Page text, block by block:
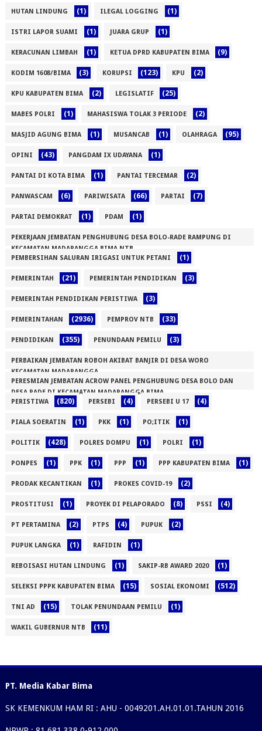
HUTAN LINDUNG (1) ILEGAL LOGGING (1)
ISTRI LAPOR SUAMI (1) JUARA GRUP (1)
KERACUNAN LIMBAH (1) KETUA DPRD KABUPATEN BIMA (9)
KODIM 1608/BIMA (3) KORUPSI (123) KPU (2)
KPU KABUPATEN BIMA (2) LEGISLATIF (25)
MABES POLRI (1) MAHASISWA TOLAK 3 PERIODE (2)
MASJID AGUNG BIMA (1) MUSANCAB (1) OLAHRAGA (95)
OPINI (43) PANGDAM IX UDAYANA (1)
PANTAI DI KOTA BIMA (1) PANTAI TERCEMAR (2)
PANWASCAM (6) PARIWISATA (66) PARTAI (7)
PARTAI DEMOKRAT (1) PDAM (1)
PEKERJAAN JEMBATAN PENGHUBUNG DESA BOLO-RADE RAMPUNG DI
KECAMATAN MADAPANGGA BIMA NTB
(1)PEMBERSIHAN SALURAN IRIGASI UNTUK PETANI (1)
PEMERINTAH (21) PEMERINTAH PENDIDIKAN (3)
PEMERINTAH PENDIDIKAN PERISTIWA (3)
PEMERINTAHAN (2936) PEMPROV NTB (33)
PENDIDIKAN (355) PENUNDAAN PEMILU (3)
PERBAIKAN JEMBATAN ROBOH AKIBAT BANJIR DI DESA WORO
KECAMATAN MADAPANGGA
(1)PERESMIAN JEMBATAN ACROW PANEL PENGHUBUNG DESA BOLO DAN
DESA RADE DI KECAMATAN MADAPANGGA BIMA
(1)PERISTIWA (820) PERSEBI (4) PERSEBI U 17 (4)
PIALA SOERATIN (1) PKK (1) PO;ITIK (1)
POLITIK (428) POLRES DOMPU (1) POLRI (1)
PONPES (1) PPK (1) PPP (1) PPP KABUPATEN BIMA (1)
PRODAK KECANTIKAN (1) PROKES COVID-19 (2)
PROSTITUSI (1) PROYEK DI PELAPORADO (8) PSSI (4)
PT PERTAMINA (2) PTPS (4) PUPUK (2)
PUPUK LANGKA (1) RAFIDIN (1)
REBOISASI HUTAN LINDUNG (1) SAKIP-RB AWARD 2020 (1)
SELEKSI PPPK KABUPATEN BIMA (15) SOSIAL EKONOMI (512)
TNI AD (15) TOLAK PENUNDAAN PEMILU (1)
WAKIL GUBERNUR NTB (11)
PT. Media Kabar Bima
SK KEMENKUM HAM RI : AHU - 0049201.AH.01.01.TAHUN 2016